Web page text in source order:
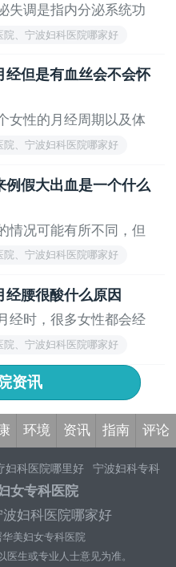
失调是指内分泌系统功
院、宁波妇科医院哪家好
经但是有血丝会不会怀
女性的月经周期以及体
院、宁波妇科医院哪家好
例假大出血是一个什么
情况可能有所不同，但
院、宁波妇科医院哪家好
腰很酸什么原因
经时，很多女性都会经
院、宁波妇科医院哪家好
资讯
环境 资讯 指南 评论
妇科医院哪里好
宁波妇科专科
医院
宁波治疗妇科医院哪个专
科医院哪家好
铁岭私密整形医
女专科医院
波妇科医院哪家好
美妇女专科医院
生或专业人士意见为准。